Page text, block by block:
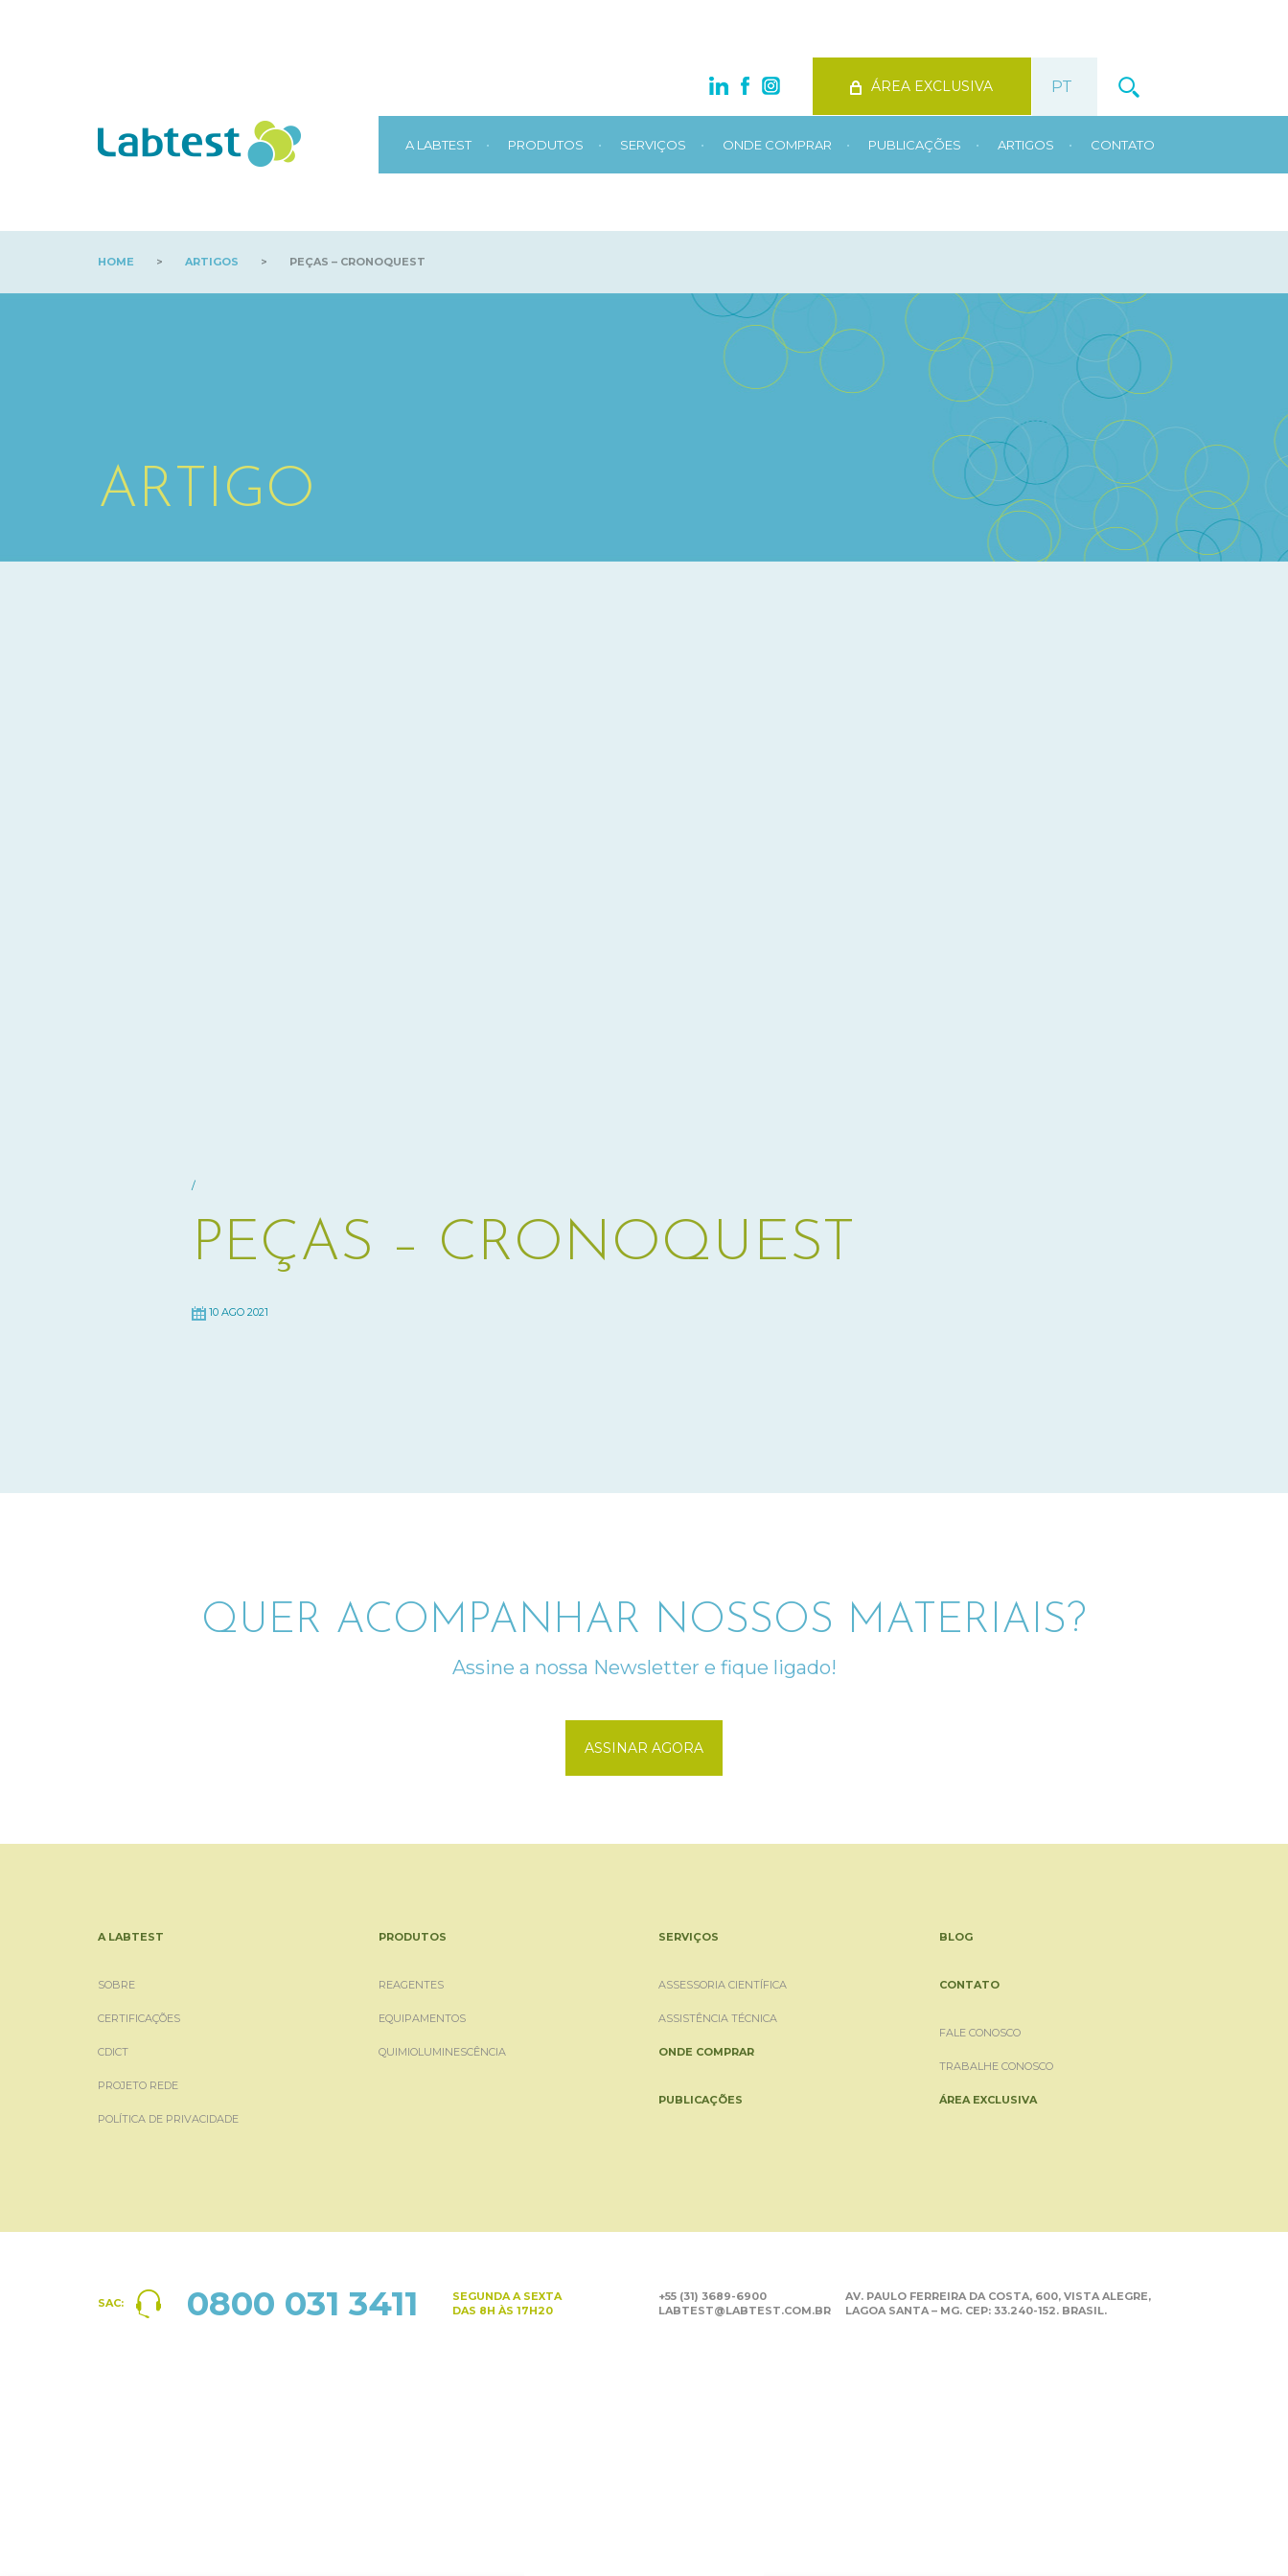
ÁREA EXCLUSIVA
A LABTEST • PRODUTOS • SERVIÇOS • ONDE COMPRAR • PUBLICAÇÕES • ARTIGOS • CONTATO
HOME > ARTIGOS > PEÇAS – CRONOQUEST
ARTIGO
/
PEÇAS – CRONOQUEST
10 AGO 2021
QUER ACOMPANHAR NOSSOS MATERIAIS?
Assine a nossa Newsletter e fique ligado!
ASSINAR AGORA
A LABTEST
SOBRE
CERTIFICAÇÕES
CDICT
PROJETO REDE
POLÍTICA DE PRIVACIDADE
PRODUTOS
REAGENTES
EQUIPAMENTOS
QUIMIOLUMINESCÊNCIA
SERVIÇOS
ASSESSORIA CIENTÍFICA
ASSISTÊNCIA TÉCNICA
ONDE COMPRAR
PUBLICAÇÕES
BLOG
CONTATO
FALE CONOSCO
TRABALHE CONOSCO
ÁREA EXCLUSIVA
SAC: 0800 031 3411
SEGUNDA A SEXTA
DAS 8H ÀS 17H20
+55 (31) 3689-6900
LABTEST@LABTEST.COM.BR
AV. PAULO FERREIRA DA COSTA, 600, VISTA ALEGRE,
LAGOA SANTA – MG. CEP: 33.240-152. BRASIL.